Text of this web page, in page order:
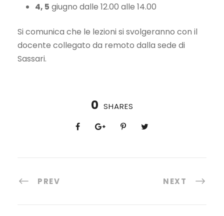
4, 5 giugno dalle 12.00 alle 14.00
Si comunica che le lezioni si svolgeranno con il
docente collegato da remoto dalla sede di
Sassari.
0 SHARES
PREV NEXT